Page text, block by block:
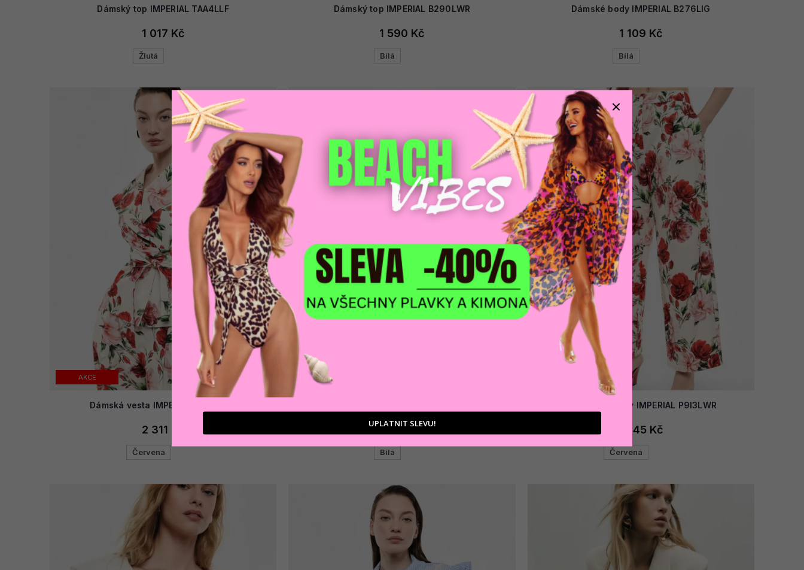
Dámský top IMPERIAL TAA4LLF
1 017 Kč
Žlutá
Dámský top IMPERIAL B290LWR
1 590 Kč
Bílá
Dámské body IMPERIAL B276LIG
1 109 Kč
Bílá
AKCE
Dámská vesta IMPERIAL JCALLWR
2 311 Kč
Červená
AKCE
1 350 Kč
Bílá
Dámské kalhoty IMPERIAL P9I3LWR
1 645 Kč
Červená
UPLATNIT SLEVU!